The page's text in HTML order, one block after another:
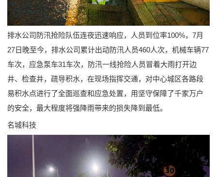
排水公司防汛抢险队伍连夜迅速响应，人员到位率100%，7月
27日晚至今，排水公司累计出动防汛人员460人次，机械车辆77
车次，应急泵车31车次，防汛一线抢险人员冒着大雨打开边
井、检查井，疏导积水，在现场指挥交通，对中心城区各路段
易积水点进行了全面巡查和应急处置，用坚守保障了千家万户
的安全，最大程度将强降雨带来的损失降到最低。
名城科技